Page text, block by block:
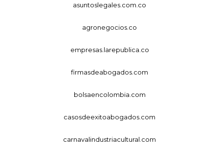
asuntoslegales.com.co
agronegocios.co
empresas.larepublica.co
firmasdeabogados.com
bolsaencolombia.com
casosdeexitoabogados.com
carnavalindustriacultural.com